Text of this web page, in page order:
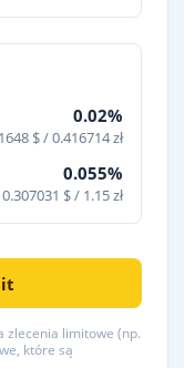
0.02%
$ / 0.416714 zł
0.055%
0.307031 $ / 1.15 zł
zlecenia limitowe (np.
które są